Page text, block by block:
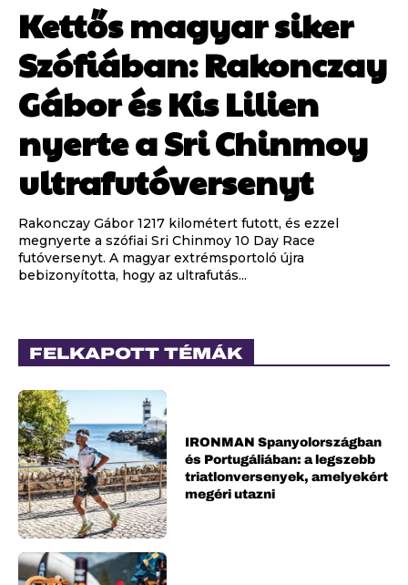
Kettős magyar siker
Szófiában: Rakonczay
Gábor és Kis Lilien
nyerte a Sri Chinmoy
ultrafutóversenyt
Rakonczay Gábor 1217 kilométert futott, és ezzel
megnyerte a szófiai Sri Chinmoy 10 Day Race
futóversenyt. A magyar extrémsportoló újra
bebizonyította, hogy az ultrafutás...
FELKAPOTT TÉMÁK
IRONMAN Spanyolországban
és Portugáliában: a legszebb
triatlonversenyek, amelyekért
megéri utazni